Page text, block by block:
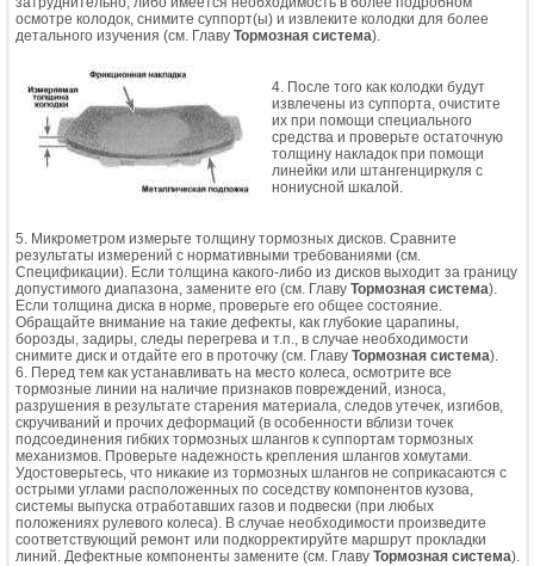
осмотре колодок, снимите суппорт(ы) и извлеките колодки для более
детального изучения (см. Главу Тормозная система).
4. После того как колодки будут
извлечены из суппорта, очистите
их при помощи специального
средства и проверьте остаточную
толщину накладок при помощи
линейки или штангенциркуля с
нониусной шкалой.
5. Микрометром измерьте толщину тормозных дисков. Сравните
результаты измерений с нормативными требованиями (см.
Спецификации). Если толщина какого-либо из дисков выходит за границу
допустимого диапазона, замените его (см. Главу Тормозная система).
Если толщина диска в норме, проверьте его общее состояние.
Обращайте внимание на такие дефекты, как глубокие царапины,
борозды, задиры, следы перегрева и т.п., в случае необходимости
снимите диск и отдайте его в проточку (см. Главу Тормозная система).
6. Перед тем как устанавливать на место колеса, осмотрите все
тормозные линии на наличие признаков повреждений, износа,
разрушения в результате старения материала, следов утечек, изгибов,
скручиваний и прочих деформаций (в особенности вблизи точек
подсоединения гибких тормозных шлангов к суппортам тормозных
механизмов. Проверьте надежность крепления шлангов хомутами.
Удостоверьтесь, что никакие из тормозных шлангов не соприкасаются с
острыми углами расположенных по соседству компонентов кузова,
системы выпуска отработавших газов и подвески (при любых
положениях рулевого колеса). В случае необходимости произведите
соответствующий ремонт или подкорректируйте маршрут прокладки
линий. Дефектные компоненты замените (см. Главу Тормозная система).